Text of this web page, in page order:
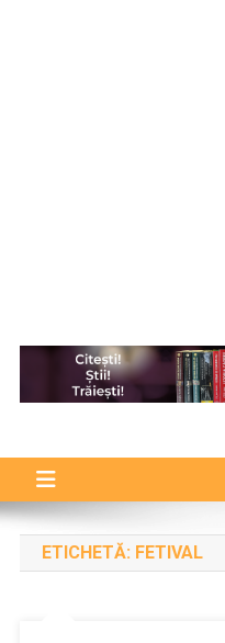
ETICHETĂ: FETIVAL